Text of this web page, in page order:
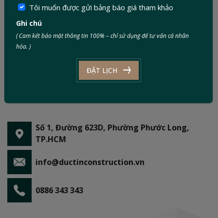
Số 1, Đường 623D, Phường Phước Long,
TP.HCM
info@ductinconstruction.vn
0886 343 343
Tôi muốn được gửi bảng báo giá tham khảo
Ghi chú
( Cam kết bảo mật thông tin 100% – chỉ sử dụng để tư vấn cá nhân
hóa. )
ĐẶT LỊCH